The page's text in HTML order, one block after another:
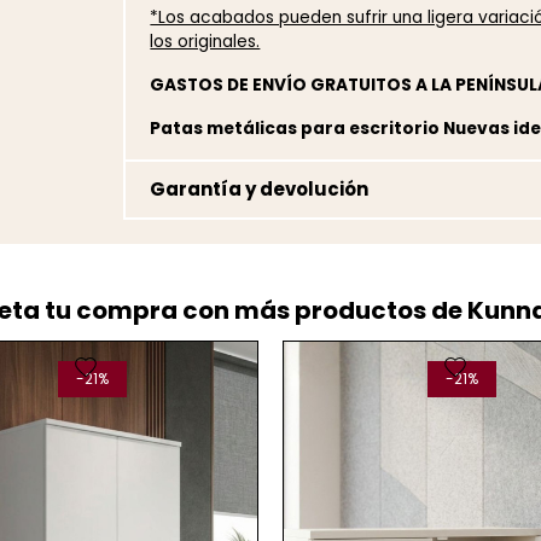
*Los acabados pueden sufrir una ligera
los originales.
GASTOS DE ENVÍO GRATUITOS A LA
Patas metálicas para escritorio Nuevas
Garantía y devolución
tu compra con más productos de
-21%
favorite -21%
favorite